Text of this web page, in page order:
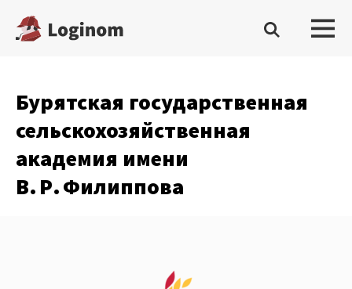
Войти
Платформа
Скачать бесплатную редакцию
Бурятская государственная
сельскохозяйственная
академия имени
В. Р. Филиппова